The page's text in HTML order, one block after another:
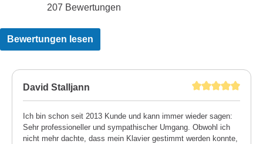
207 Bewertungen
Bewertungen lesen
David Stalljann
Ich bin schon seit 2013 Kunde und kann immer wieder sagen:
Sehr professioneller und sympathischer Umgang. Obwohl ich
nicht mehr dachte, dass mein Klavier gestimmt werden konnte,